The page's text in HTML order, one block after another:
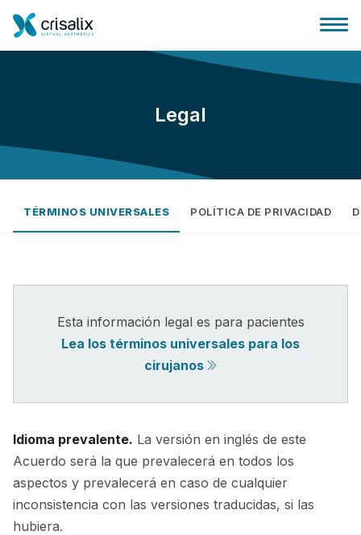
Página de inicio
Plataforma 3D de negocio
Legal
TÉRMINOS UNIVERSALES POLÍTICA DE PRIVACIDAD
Esta información legal es para pacientes
Lea los términos universales para los
cirujanos
Idioma prevalente. La versión en inglés de este
Acuerdo será la que prevalecerá en todos los
aspectos y prevalecerá en caso de cualquier
inconsistencia con las versiones traducidas, si las
hubiera.